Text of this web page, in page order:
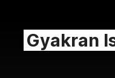
Gyakran